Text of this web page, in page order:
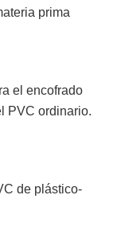
prima
el encofrado
PVC ordinario.
de plástico-